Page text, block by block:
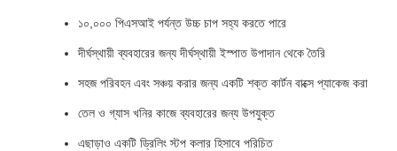
১০,০০০ পিএসআই পর্যন্ত উচ্চ চাপ সহ্য করতে পারে
দীর্ঘস্থায়ী ব্যবহারের জন্য দীর্ঘস্থায়ী ইস্পাত উপাদান থেকে তৈরি
সহজ পরিবহন এবং সঞ্চয় করার জন্য একটি শক্ত কার্টন বাক্সে প্যাকেজ করা
তেল ও গ্যাস খনির কাজে ব্যবহারের জন্য উপযুক্ত
এছাড়াও একটি ড্রিলিং স্টপ কলার হিসাবে পরিচিত